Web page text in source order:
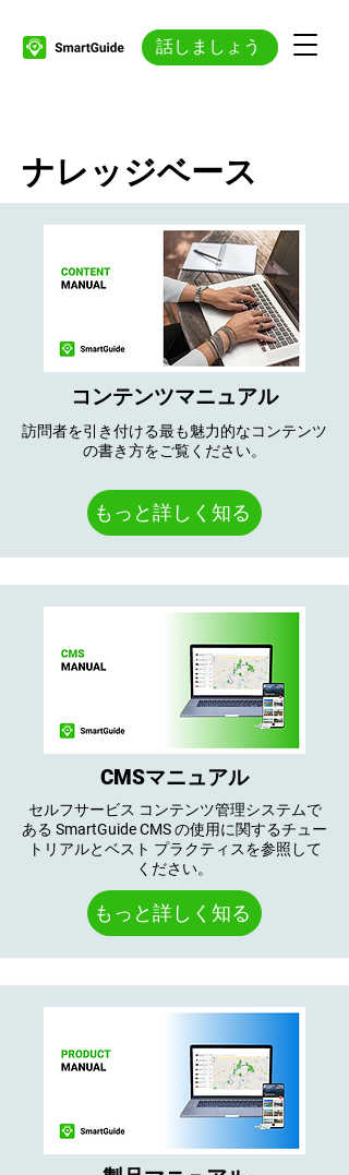
話しましょう
ナレッジベース
コンテンツマニュアル
訪問者を引き付ける最も魅力的なコンテンツ
の書き方をご覧ください。
もっと詳しく知る
CMSマニュアル
セルフサービス コンテンツ管理システムで
ある SmartGuide CMS の使用に関するチュー
トリアルとベスト プラクティスを参照して
ください。
もっと詳しく知る